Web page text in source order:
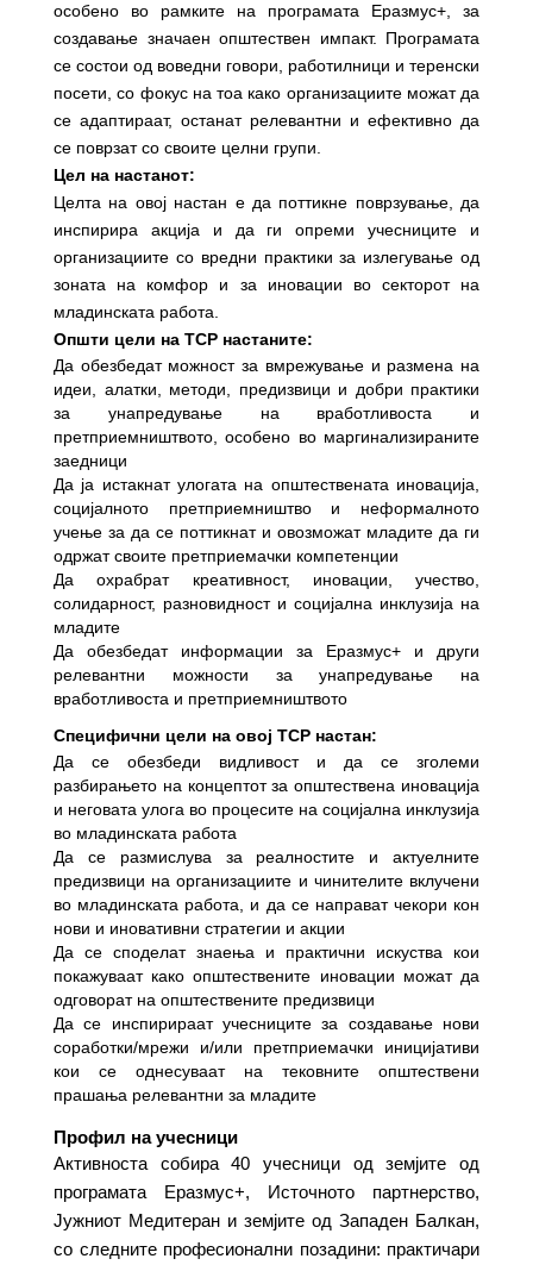
особено во рамките на програмата Еразмус+, за
создавање значаен општествен импакт. Програмата
се состои од воведни говори, работилници и теренски
посети, со фокус на тоа како организациите можат да
се адаптираат, останат релевантни и ефективно да
се поврзат со своите целни групи.
Цел на настанот:
Целта на овој настан е да поттикне поврзување, да
инспирира акција и да ги опреми учесниците и
организациите со вредни практики за излегување од
зоната на комфор и за иновации во секторот на
младинската работа.
Општи цели на TCP настаните:
Да обезбедат можност за вмрежување и размена на
идеи, алатки, методи, предизвици и добри практики
за унапредување на вработливоста и
претприемништвото, особено во маргинализираните
заедници
Да ја истакнат улогата на општествената иновација,
социјалното претприемништво и неформалното
учење за да се поттикнат и овозможат младите да ги
одржат своите претприемачки компетенции
Да охрабрат креативност, иновации, учество,
солидарност, разновидност и социјална инклузија на
младите
Да обезбедат информации за Еразмус+ и други
релевантни можности за унапредување на
вработливоста и претприемништвото
Специфични цели на овој TCP настан:
Да се обезбеди видливост и да се зголеми
разбирањето на концептот за општествена иновација
и неговата улога во процесите на социјална инклузија
во младинската работа
Да се размислува за реалностите и актуелните
предизвици на организациите и чинителите вклучени
во младинската работа, и да се направат чекори кон
нови и иновативни стратегии и акции
Да се споделат знаења и практични искуства кои
покажуваат како општествените иновации можат да
одговорат на општествените предизвици
Да се инспирираат учесниците за создавање нови
соработки/мрежи и/или претприемачки иницијативи
кои се однесуваат на тековните општествени
прашања релевантни за младите
Профил на учесници
Активноста собира 40 учесници од земјите од
програмата Еразмус+, Источното партнерство,
Јужниот Медитеран и земјите од Западен Балкан,
со следните професионални позадини: практичари